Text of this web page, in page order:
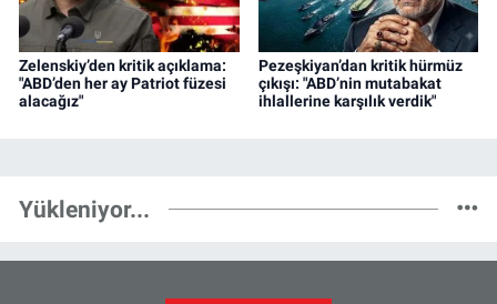
Zelenskiy’den kritik açıklama:
"ABD’den her ay Patriot füzesi
alacağız"
Pezeşkiyan’dan kritik hürmüz
çıkışı: "ABD’nin mutabakat
ihlallerine karşılık verdik"
Yükleniyor...